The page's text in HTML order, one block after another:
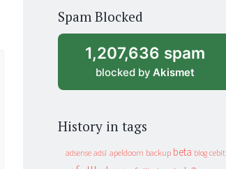
archive
Spam Blocked
1,207,636 spam
blocked by Akismet
History in tags
adsense adsl apeldoorn backup beta blog cebit